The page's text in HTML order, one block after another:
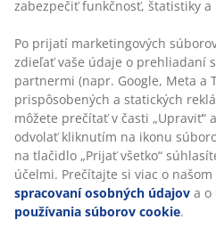
Flexibilné možnosti
Rýchle a jednoduché
Prútený kvetináč s tkaným
čierneho umelého ratanu.
mrazuvzdorný, takže kvetináč
použitie. Drenážny otvor je
vytvoriť. Š38 x D38 x V39 cm